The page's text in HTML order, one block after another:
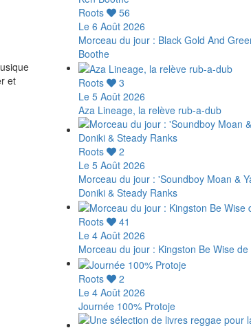
et
Roots
56
Le 6 Août 2026
Morceau du jour : Black Gold And
Boothe
Roots
3
Le 5 Août 2026
Aza Lineage, la relève rub-a-dub
Roots
2
Le 5 Août 2026
Morceau du jour : 'Soundboy Moan &
Doniki & Steady Ranks
Roots
41
Le 4 Août 2026
Morceau du jour : Kingston Be Wise
Roots
2
Le 4 Août 2026
Journée 100% Protoje